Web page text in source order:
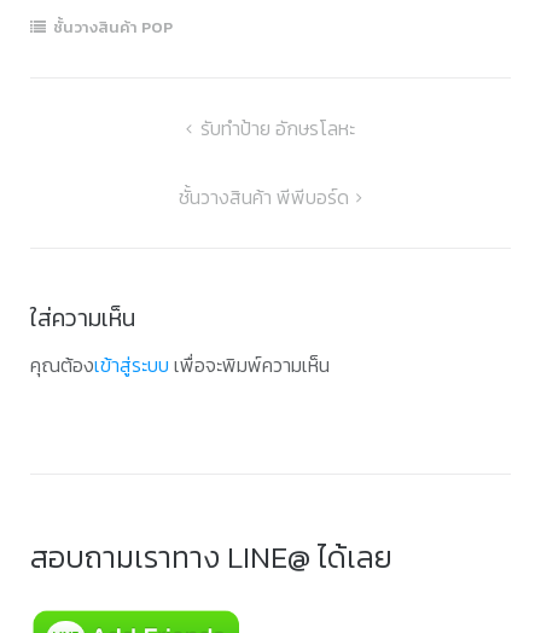
ชั้นวางสินค้า POP
รับทำป้าย อักษรโลหะ
ชั้นวางสินค้า พีพีบอร์ด
ใส่ความเห็น
คุณต้องเข้าสู่ระบบ เพื่อจะพิมพ์ความเห็น
สอบถามเราทาง LINE@ ได้เลย